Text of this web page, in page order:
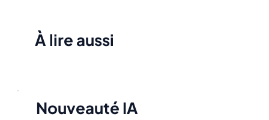
À lire aussi
Nouveauté IA